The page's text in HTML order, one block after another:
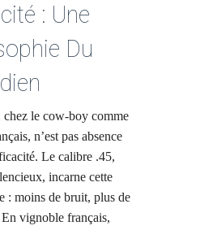
: Une
Du
chez le cow-boy comme
n’est pas absence
Le calibre .45,
incarne cette
: moins de bruit, plus de
En vignoble français,